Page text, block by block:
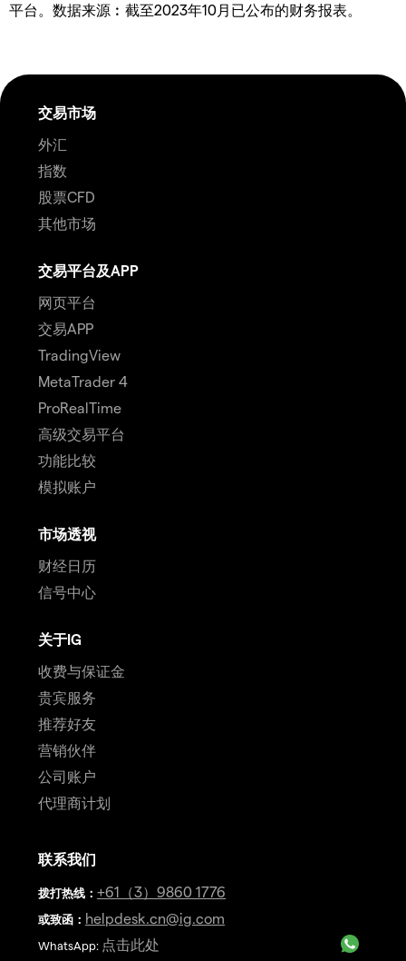
平台。数据来源︰截至2023年10月已公布的财务报表。
交易市场
外汇
指数
股票CFD
其他市场
交易平台及APP
网页平台
交易APP
TradingView
MetaTrader 4
ProRealTime
高级交易平台
功能比较
模拟账户
市场透视
财经日历
信号中心
关于IG
收费与保证金
贵宾服务
推荐好友
营销伙伴
公司账户
代理商计划
联系我们
拨打热线 ： +61（3）9860 1776
或致函： helpdesk.cn@ig.com
WhatsApp: 点击此处